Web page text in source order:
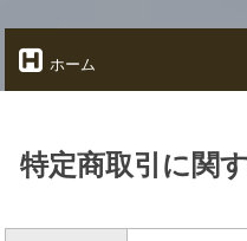
ホーム
オー
特定商取引に関